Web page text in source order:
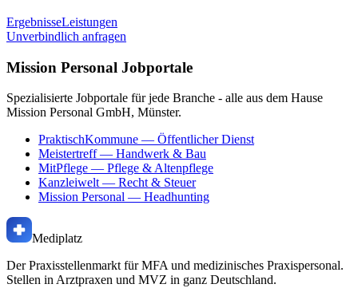
ErgebnisseLeistungen
Unverbindlich anfragen
Mission Personal Jobportale
Spezialisierte Jobportale für jede Branche - alle aus dem Hause
Mission Personal GmbH, Münster.
PraktischKommune — Öffentlicher Dienst
Meistertreff— Handwerk & Bau
MitPflege — Pflege & Altenpflege
Kanzleiwelt — Recht & Steuer
Mission Personal — Headhunting
Mediplatz
Der Praxisstellenmarkt für MFA und medizinisches Praxispersonal.
Stellen in Arztpraxen und MVZ in ganz Deutschland.